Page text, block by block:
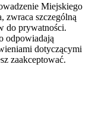
Miejskiego
zwraca szczególną
do prywatności.
odpowiadają
dotyczącymi
zaakceptować.